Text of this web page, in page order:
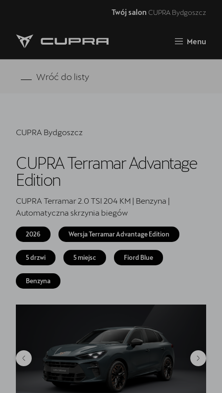
Twój salon CUPRA Bydgoszcz
Menu
Strona główna
Samochody dostępne od ręki
Jazda próbna CUPRĄ
CUPRA For Business
Akcesoria CUPRA
Finansowanie
Serwis
Oryginalne części zamienne
Wróć do listy
CUPRA Bydgoszcz
CUPRA Terramar Advantage
Edition
CUPRA Terramar 2.0 TSI 204 KM | Benzyna |
Automatyczna skrzynia biegów
2026 Wersja Terramar Advantage Edition
5 drzwi 5 miejsc Fiord Blue
Benzyna